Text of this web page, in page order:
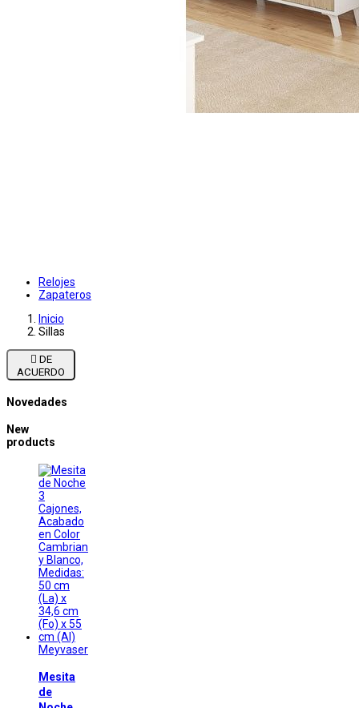
Relojes
Zapateros
Inicio
Sillas

ACUERDO
Novedades
New
products
Meyvaser
Mesita
de